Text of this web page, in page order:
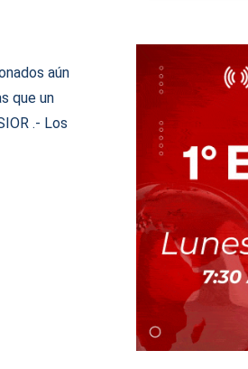
aún
que un
.- Los